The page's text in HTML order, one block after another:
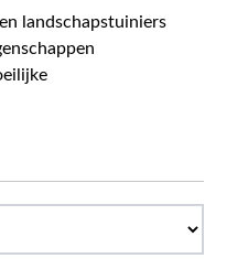
landschapstuiniers